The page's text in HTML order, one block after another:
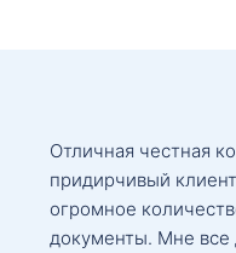
Отличная честная
придирчивый
огромное
документы. Мне все